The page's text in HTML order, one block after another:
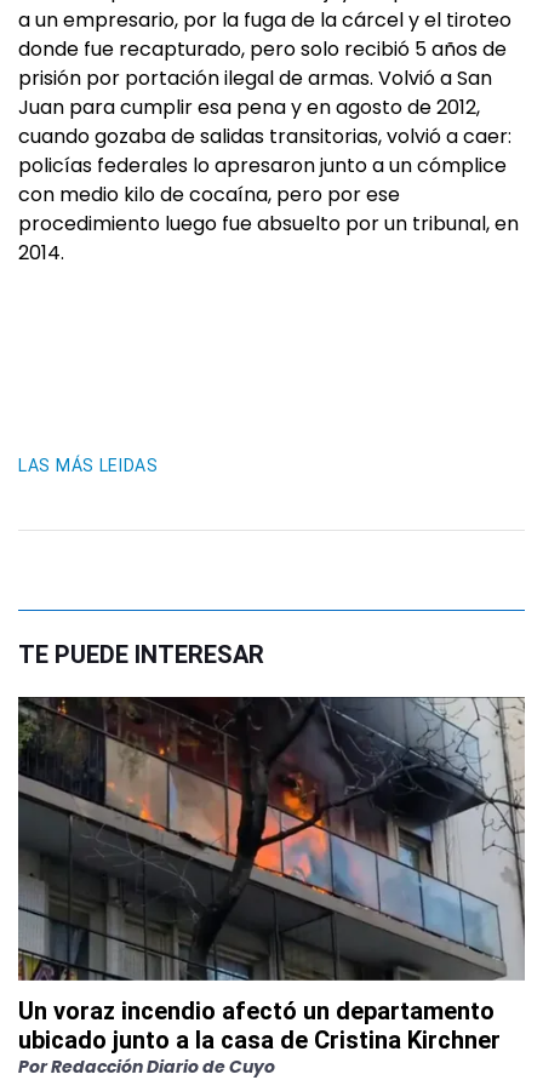
a un empresario, por la fuga de la cárcel y el tiroteo
donde fue recapturado, pero solo recibió 5 años de
prisión por portación ilegal de armas. Volvió a San
Juan para cumplir esa pena y en agosto de 2012,
cuando gozaba de salidas transitorias, volvió a caer:
policías federales lo apresaron junto a un cómplice
con medio kilo de cocaína, pero por ese
procedimiento luego fue absuelto por un tribunal, en
2014.
LAS MÁS LEIDAS
TE PUEDE INTERESAR
Un voraz incendio afectó un departamento
ubicado junto a la casa de Cristina Kirchner
PorRedacción Diario de Cuyo